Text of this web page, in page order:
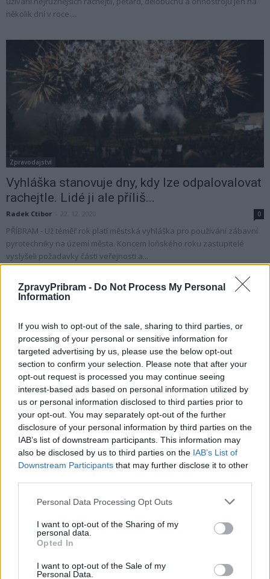
ZpravyPribram - Do Not Process My Personal
Information
If you wish to opt-out of the sale, sharing to third parties, or
processing of your personal or sensitive information for
targeted advertising by us, please use the below opt-out
section to confirm your selection. Please note that after your
opt-out request is processed you may continue seeing
interest-based ads based on personal information utilized by
us or personal information disclosed to third parties prior to
your opt-out. You may separately opt-out of the further
disclosure of your personal information by third parties on the
IAB’s list of downstream participants. This information may
also be disclosed by us to third parties on the IAB’s List of
Downstream Participants that may further disclose it to other
Personal Data Processing Opt Outs
I want to opt-out of the Sharing of my
personal data.
Opted In
I want to opt-out of the Sale of my
Personal Data.
několik dní v roce....
Zpravodajství
Vyhláška stanovuje dny, kdy lze odpalovalovat
rachejtle. Lidé ji ale příliš...
Radek Ctibor 0
PŘÍBRAM - Už téměř rok platí městská vyhláška pro používání zábavní
pyrotechniky na území města. Koncem loňského roku zastupitelé
vyslyšeli požadavky části veřejnosti a...
Zpravodajství
Zastupitelé schválili zákaz používání zabávní
pyrotechniky ve městě mimo povolené dny
Martin Poulíček - 15. 9. 2020
PŘÍBRAM - Zastupitelstvo města schválilo na svém zasedání v pondělí
14. září novou obecně závaznou vyhlášku o používání zábavní
pyrotechniky, jejímž obsahem je plošný...